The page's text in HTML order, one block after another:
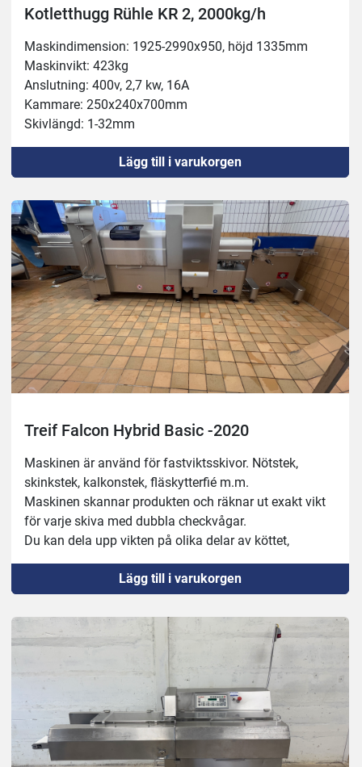
Kotletthugg Rühle KR 2, 2000kg/h
Maskindimension: 1925-2990x950, höjd 1335mm
Maskinvikt: 423kg
Anslutning: 400v, 2,7 kw, 16A
Kammare: 250x240x700mm
Skivlängd: 1-32mm
Kapacitet: 2000kg/h
Temperatur: -4 till +80cLägg till i varukorgen
Treif Falcon Hybrid Basic -2020
Maskinen är använd för fastviktsskivor. Nötstek,
skinkstek, kalkonstek, fläskytterfié m.m.
Maskinen skannar produkten och räknar ut exakt vikt
för varje skiva med dubbla checkvågar.
Du kan dela upp vikten på olika delar av köttet,
300gram första skivan av en oxfile, dela upp mitten på
200g skivor och lämna svansen.
Maskinen har endast kört 1000timmar.
Servad av Treif.
Lägg till i varukorgen